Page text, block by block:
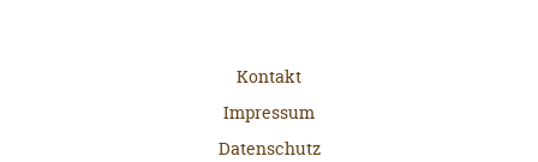
Kontakt
Impressum
Datenschutz